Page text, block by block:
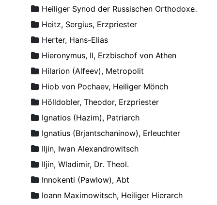
Heiliger Synod der Russischen Orthodoxen Kirche
Heitz, Sergius, Erzpriester
Herter, Hans-Elias
Hieronymus, II, Erzbischof von Athen
Hilarion (Alfeev), Metropolit
Hiob von Pochaev, Heiliger Mönch
Hölldobler, Theodor, Erzpriester
Ignatios (Hazim), Patriarch
Ignatius (Brjantschaninow), Erleuchter
Iljin, Iwan Alexandrowitsch
Iljin, Wladimir, Dr. Theol.
Innokenti (Pawlow), Abt
Ioann Maximowitsch, Heiliger Hierarch